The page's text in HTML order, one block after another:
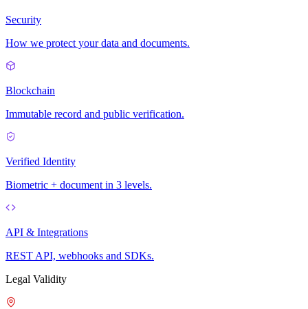
Security
How we protect your data and documents.
Blockchain
Immutable record and public verification.
Verified Identity
Biometric + document in 3 levels.
API & Integrations
REST API, webhooks and SDKs.
Legal Validity